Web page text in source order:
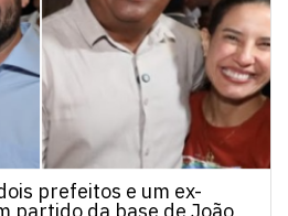
prefeitos e um ex-